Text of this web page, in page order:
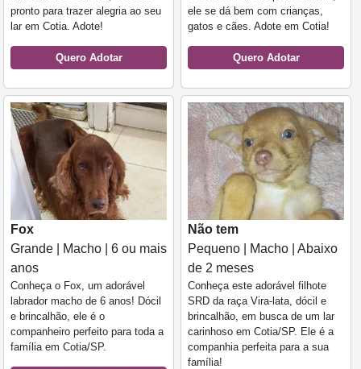
pronto para trazer alegria ao seu
lar em Cotia. Adote!
Quero Adotar
ele se dá bem com crianças,
gatos e cães. Adote em Cotia!
Quero Adotar
Fox
Grande | Macho | 6 ou mais
anos
Conheça o Fox, um adorável
labrador macho de 6 anos! Dócil
e brincalhão, ele é o
companheiro perfeito para toda a
família em Cotia/SP.
Não tem
Pequeno | Macho | Abaixo
de 2 meses
Conheça este adorável filhote
SRD da raça Vira-lata, dócil e
brincalhão, em busca de um lar
carinhoso em Cotia/SP. Ele é a
companhia perfeita para a sua
família!